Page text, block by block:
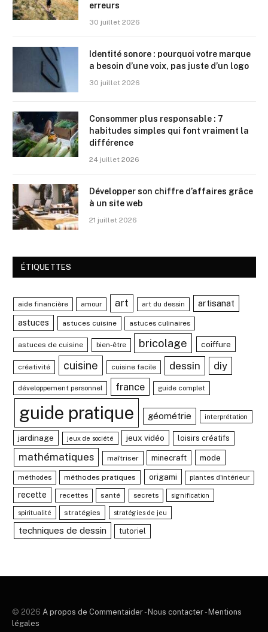
erreurs
30 juillet 2026
Identité sonore : pourquoi votre marque
a besoin d’une voix, pas juste d’un logo
30 juillet 2026
Consommer plus responsable : 7
habitudes simples qui font vraiment la
différence
24 juillet 2026
Développer son chiffre d’affaires grâce
à un site web
21 juillet 2026
ÉTIQUETTES
aide financière amour art art du dessin artisanat
astuces astuces cuisine astuces culinaires
astuces de cuisine bien-être bricolage coiffure
créativité cuisine cuisine facile dessin diy
développement personnel france guide complet
guide pratique géométrie interprétation
jardinage jeux de société jeux vidéo loisirs créatifs
mathématiques maîtriser minecraft mode
méthodes méthodes pratiques origami plantes d'intérieur
recette recettes santé secrets signification
spiritualité stratégies stratégies de jeu
techniques de dessin tutoriel
© 2026 A propos de Commentaider - Nous contacter - Mentions
légales